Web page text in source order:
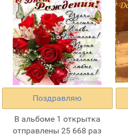
Поздравляю
В альбоме 1 открытка
отправлены 25 668 раз